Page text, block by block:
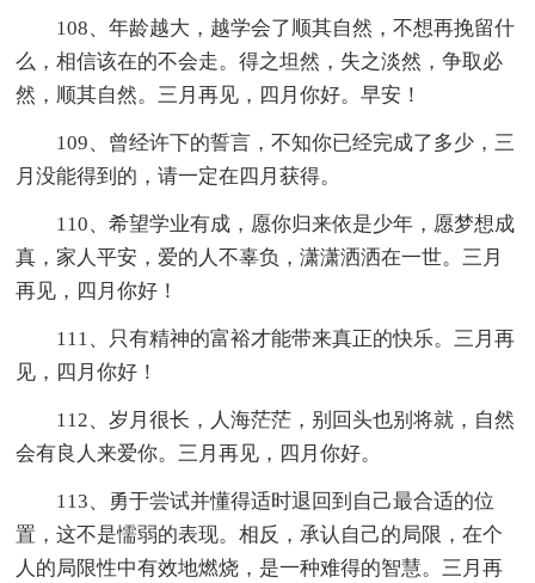
108、年龄越大，越学会了顺其自然，不想再挽留什
么，相信该在的不会走。得之坦然，失之淡然，争取必
然，顺其自然。三月再见，四月你好。早安！
109、曾经许下的誓言，不知你已经完成了多少，三
月没能得到的，请一定在四月获得。
110、希望学业有成，愿你归来依是少年，愿梦想成
真，家人平安，爱的人不辜负，潇潇洒洒在一世。三月
再见，四月你好！
111、只有精神的富裕才能带来真正的快乐。三月再
见，四月你好！
112、岁月很长，人海茫茫，别回头也别将就，自然
会有良人来爱你。三月再见，四月你好。
113、勇于尝试并懂得适时退回到自己最合适的位
置，这不是懦弱的表现。相反，承认自己的局限，在个
人的局限性中有效地燃烧，是一种难得的智慧。三月再